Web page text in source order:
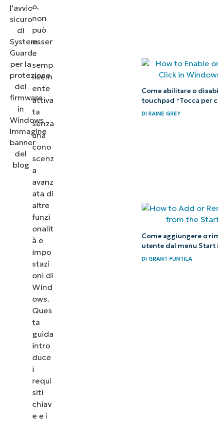
o,
non
può
esser
e
semp
licem
ente
attiva
ta
senza
una
cono
scenz
a
avanz
ata di
altre
funzi
onalit
à e
impo
stazi
oni di
Wind
ows.
Ques
ta
guida
intro
duce
i
requi
siti
chiav
e e i
Come abilitare o
touchpad “Tocca per
DIRAINE GREY
Come aggiungere o
utente dal menu Start
DIGRANT FUNTILA